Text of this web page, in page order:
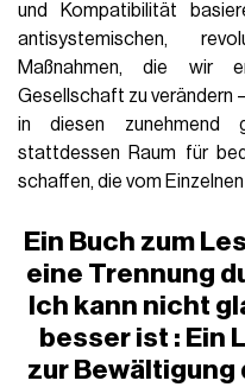
und Kompatibilität
antisystemischen,
Maßnahmen, die wir
Gesellschaft zu verändern
in diesen zunehmend
stattdessen Raum für
schaffen, die vom
Ein Buch zum
eine Trennung
Ich kann nicht
besser ist : Ein
zur Bewältigung